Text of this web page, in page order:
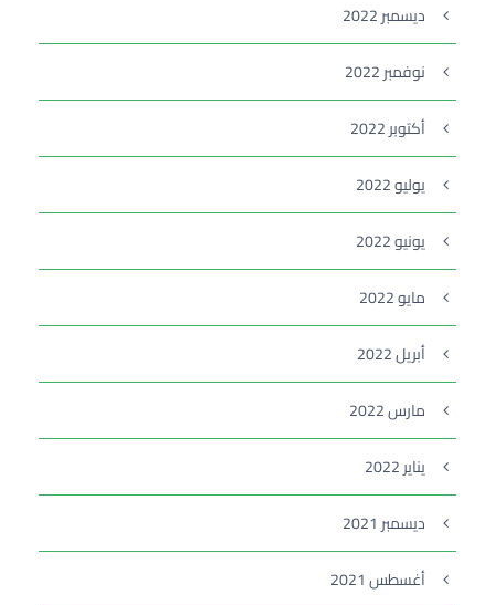
ديسمبر 2022
نوفمبر 2022
أكتوبر 2022
يوليو 2022
يونيو 2022
مايو 2022
أبريل 2022
مارس 2022
يناير 2022
ديسمبر 2021
أغسطس 2021